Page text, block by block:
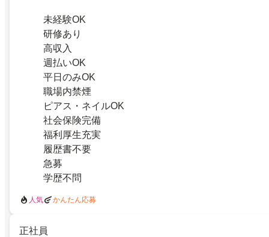
未経験OK
研修あり
高収入
週払いOK
平日のみOK
職場内禁煙
ピアス・ネイルOK
社会保険完備
福利厚生充実
履歴書不要
急募
学歴不問
人気 かんたん応募
正社員